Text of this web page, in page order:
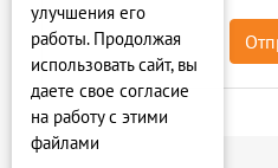
улучшения его
работы. Продолжая
использовать сайт, вы
даете свое согласие
на работу с этими
файлами